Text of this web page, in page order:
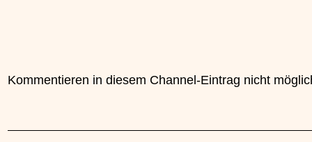
Kommentieren in diesem Channel-Eintrag nicht